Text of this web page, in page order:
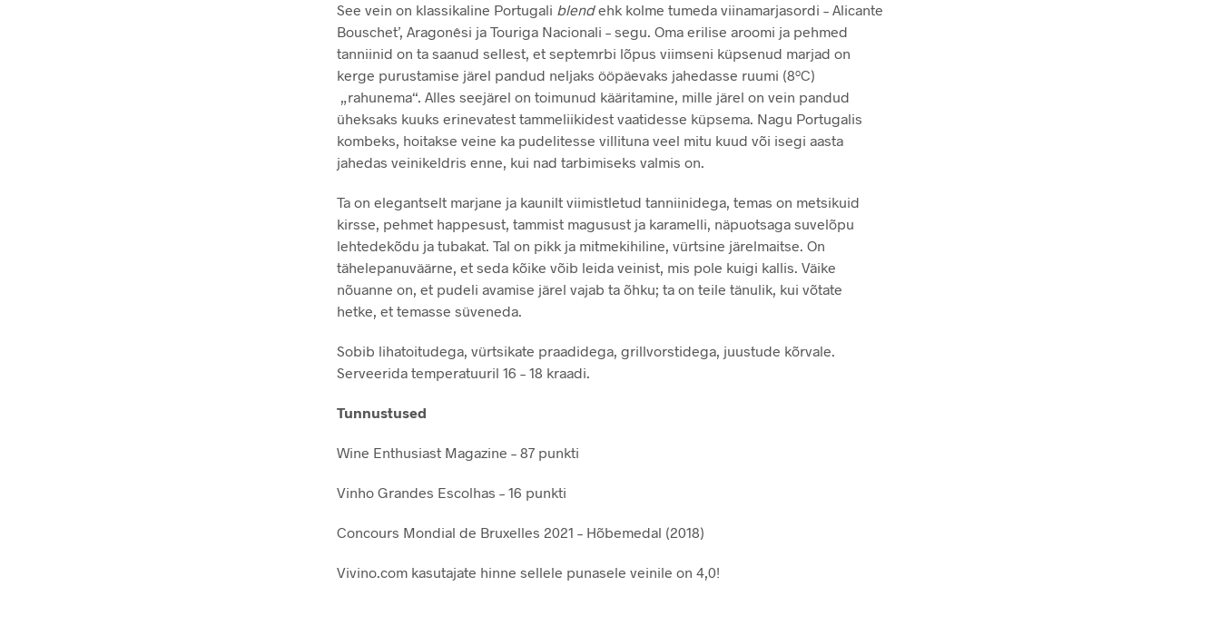
See vein on klassikaline Portugali blendehk kolme tumeda viinamarjasordi – Alicante
Bouschet’, Aragonêsi ja Touriga Nacionali – segu. Oma erilise aroomi ja pehmed
tanniinid on ta saanud sellest, et septemrbi lõpus viimseni küpsenud marjad on
kerge purustamise järel pandud neljaks ööpäevaks jahedasse ruumi (8ºC)
„rahunema“. Alles seejärel on toimunud kääritamine, mille järel on vein pandud
üheksaks kuuks erinevatest tammeliikidest vaatidesse küpsema. Nagu Portugalis
kombeks, hoitakse veine ka pudelitesse villituna veel mitu kuud või isegi aasta
jahedas veinikeldris enne, kui nad tarbimiseks valmis on.
Ta on elegantselt marjane ja kaunilt viimistletud tanniinidega, temas on metsikuid
kirsse, pehmet happesust, tammist magusust ja karamelli, näpuotsaga suvelõpu
lehtedekõdu ja tubakat. Tal on pikk ja mitmekihiline, vürtsine järelmaitse. On
tähelepanuväärne, et seda kõike võib leida veinist, mis pole kuigi kallis. Väike
nõuanne on, et pudeli avamise järel vajab ta õhku; ta on teile tänulik, kui võtate
hetke, et temasse süveneda.
Sobib lihatoitudega, vürtsikate praadidega, grillvorstidega, juustude kõrvale.
Serveerida temperatuuril 16 – 18 kraadi.
Tunnustused
Wine Enthusiast Magazine – 87 punkti
Vinho Grandes Escolhas – 16 punkti
Concours Mondial de Bruxelles 2021 – Hõbemedal (2018)
Vivino.com kasutajate hinne sellele punasele veinile on 4,0!